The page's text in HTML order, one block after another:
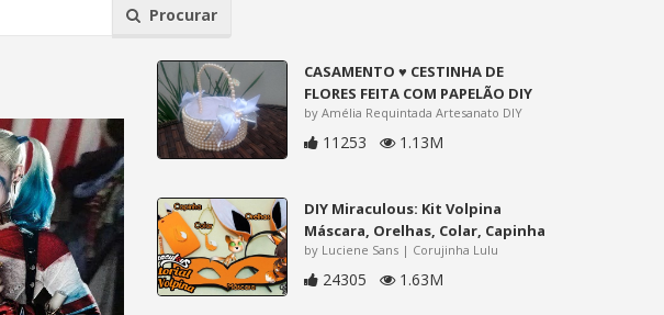
Procurar
CASAMENTO ♥ CESTINHA DE
FLORES FEITA COM PAPELÃO DIY
by Amélia Requintada Artesanato DIY
11253 1.13M
DIY Miraculous: Kit Volpina
Máscara, Orelhas, Colar, Capinha
by Luciene Sans | Corujinha Lulu
24305 1.63M